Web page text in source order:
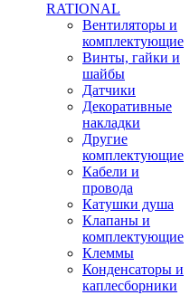
RATIONAL
Вентиляторы и
комплектующие
Винты, гайки и
шайбы
Датчики
Декоративные
накладки
Другие
комплектующие
Кабели и
провода
Катушки душа
Клапаны и
комплектующие
Клеммы
Конденсаторы и
каплесборники